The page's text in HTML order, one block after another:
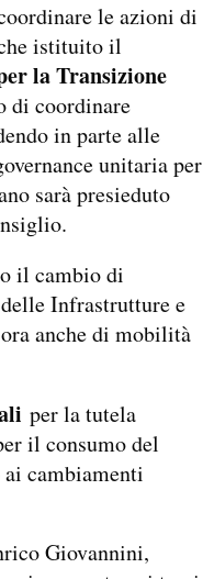
le azioni di
istituito il
la Transizione
di coordinare
in parte alle
unitaria per
sarà presieduto
il cambio di
Infrastrutture e
anche di mobilità
per la tutela
il consumo del
cambiamenti
Giovannini,